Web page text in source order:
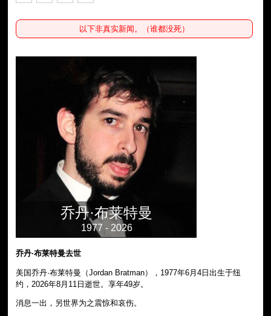
以下非真实新闻。（谁都没死）
乔丹·布莱特曼
1977 - 2026
乔丹·布莱特曼去世
美国乔丹·布莱特曼（Jordan Bratman），1977年6月4日出生于纽
约，2026年8月11日逝世。享年49岁。
消息一出，另世界为之震惊和哀伤。